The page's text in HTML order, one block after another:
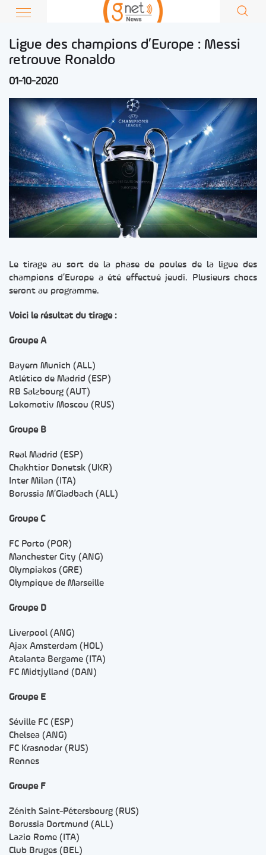
Ligue des champions d’Europe : Messi
retrouve Ronaldo
01-10-2020
Le tirage au sort de la phase de poules de la ligue des
champions d’Europe a été effectué jeudi. Plusieurs chocs
seront au programme.
Voici le résultat du tirage :
Groupe A
Bayern Munich (ALL)
Atlético de Madrid (ESP)
RB Salzbourg (AUT)
Lokomotiv Moscou (RUS)
Groupe B
Real Madrid (ESP)
Chakhtior Donetsk (UKR)
Inter Milan (ITA)
Borussia M’Gladbach (ALL)
Groupe C
FC Porto (POR)
Manchester City (ANG)
Olympiakos (GRE)
Olympique de Marseille
Groupe D
Liverpool (ANG)
Ajax Amsterdam (HOL)
Atalanta Bergame (ITA)
FC Midtjylland (DAN)
Groupe E
Séville FC (ESP)
Chelsea (ANG)
FC Krasnodar (RUS)
Rennes
Groupe F
Zénith Saint-Pétersbourg (RUS)
Borussia Dortmund (ALL)
Lazio Rome (ITA)
Club Bruges (BEL)